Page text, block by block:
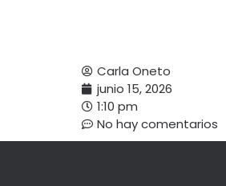
Carla Oneto
junio 15, 2026
1:10 pm
No hay comentarios